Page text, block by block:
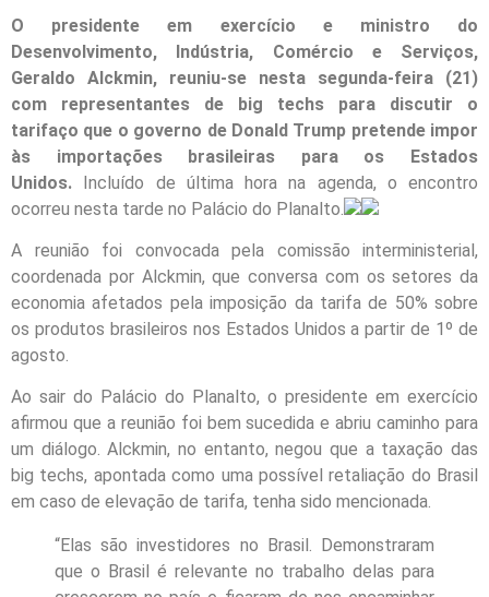
O presidente em exercício e ministro do
Desenvolvimento, Indústria, Comércio e Serviços,
Geraldo Alckmin, reuniu-se nesta segunda-feira (21)
com representantes de big techs para discutir o
tarifaço que o governo de Donald Trump pretende impor
às importações brasileiras para os Estados
Unidos. Incluído de última hora na agenda, o encontro
ocorreu nesta tarde no Palácio do Planalto.
A reunião foi convocada pela comissão interministerial,
coordenada por Alckmin, que conversa com os setores da
economia afetados pela imposição da tarifa de 50% sobre
os produtos brasileiros nos Estados Unidos a partir de 1º de
agosto.
Ao sair do Palácio do Planalto, o presidente em exercício
afirmou que a reunião foi bem sucedida e abriu caminho para
um diálogo. Alckmin, no entanto, negou que a taxação das
big techs, apontada como uma possível retaliação do Brasil
em caso de elevação de tarifa, tenha sido mencionada.
“Elas são investidores no Brasil. Demonstraram
que o Brasil é relevante no trabalho delas para